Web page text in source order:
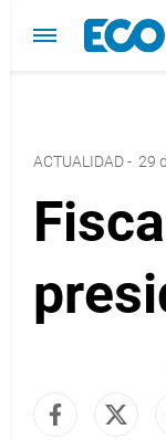
ACTUALIDAD- 29